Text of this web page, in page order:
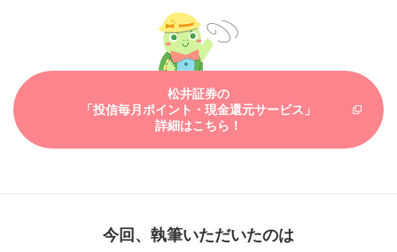
松井証券の
「投信毎月ポイント・現金還元サービス」
詳細はこちら！
今回、執筆いただいたのは